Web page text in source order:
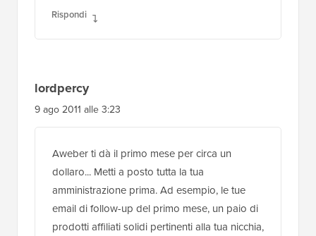
Rispondi
lordpercy
9 ago 2011 alle 3:23
Aweber ti dà il primo mese per circa un
dollaro... Metti a posto tutta la tua
amministrazione prima. Ad esempio, le tue
email di follow-up del primo mese, un paio di
prodotti affiliati solidi pertinenti alla tua nicchia,